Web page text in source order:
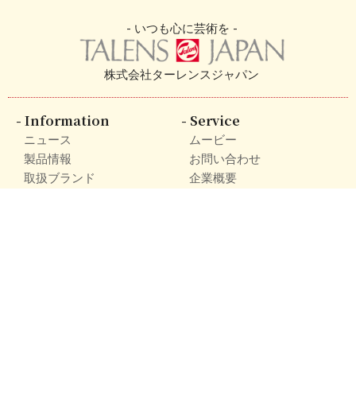
- いつも心に芸術を -
株式会社ターレンスジャパン
Information
ニュース
製品情報
取扱ブランド
Service
ムービー
お問い合わせ
企業概要